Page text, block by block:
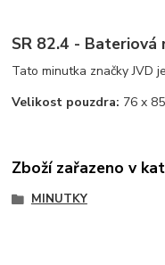
SR 82.4 - Bateriová
Tato minutka značky JVD
Velikost pouzdra: 76 x
Zboží zařazeno v
MINUTKY